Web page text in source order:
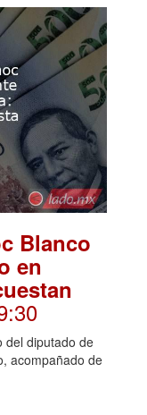
Blanco
en
del diputado de
acompañado de